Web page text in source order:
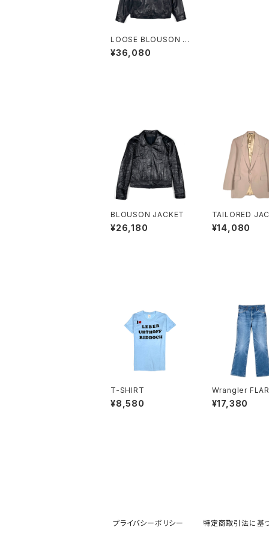
LOOSE BLOUSON J
ACKET
¥36,080
BLOUSON JACKET
¥26,180
TAILORED
¥14,080
T-SHIRT
¥8,580
Wrangler
EANS
¥17,380
プライバシーポリシー 特定商取引法に基